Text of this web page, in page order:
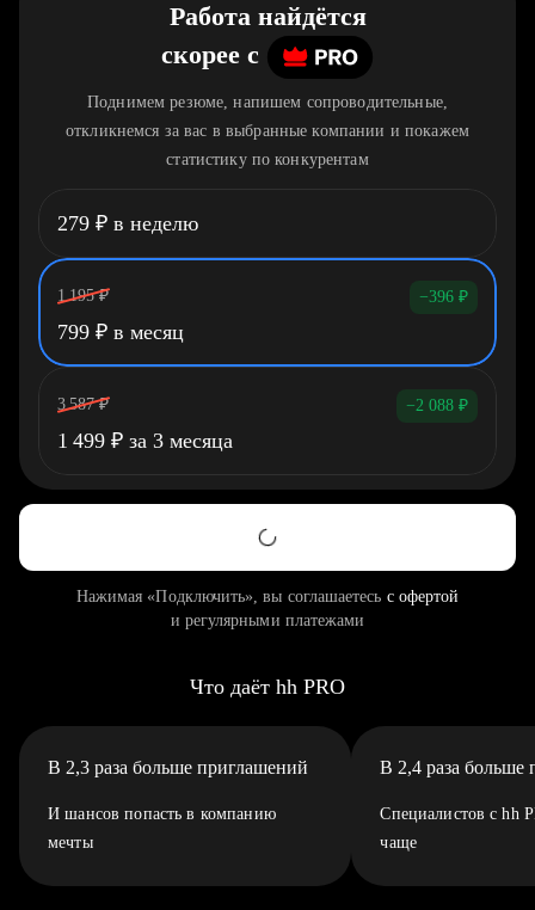
Работа найдётся
скорее c
Поднимем резюме, напишем сопроводительные,
откликнемся за вас в выбранные компании и покажем
статистику по конкурентам
279 ₽ в неделю
1 195 ₽ −396 ₽
799 ₽ в месяц
3 587 ₽ −2 088 ₽
1 499 ₽ за 3 месяца
Нажимая «Подключить», вы соглашаетесь с офертой
и регулярными платежами
Что даёт hh PRO
В 2,3 раза больше приглашений
И шансов попасть в компанию
мечты
В 2,4 раза больше
Специалистов с hh
чаще